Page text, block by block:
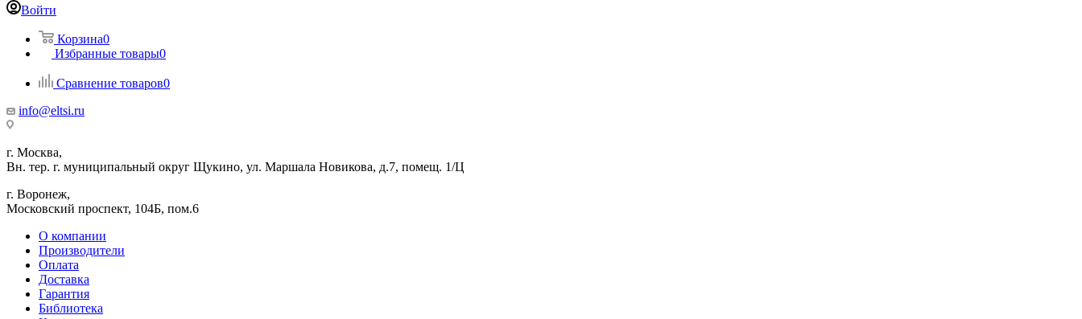
Войти
Корзина0
Избранные товары0
Сравнение товаров0
info@eltsi.ru
г. Москва,
Вн. тер. г. муниципальный округ Щукино, ул. Маршала Новикова, д.7, помещ. 1/Ц
г. Воронеж,
​Московский проспект, 104Б, пом.6
О компании
Производители
Оплата
Доставка
Гарантия
Библиотека